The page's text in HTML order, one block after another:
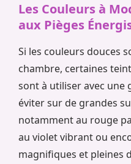
Les Couleurs à
aux Pièges
Si les couleurs douces
chambre, certaines
sont à utiliser avec une
éviter sur de grandes
notamment au rouge
au violet vibrant ou
magnifiques et pleines